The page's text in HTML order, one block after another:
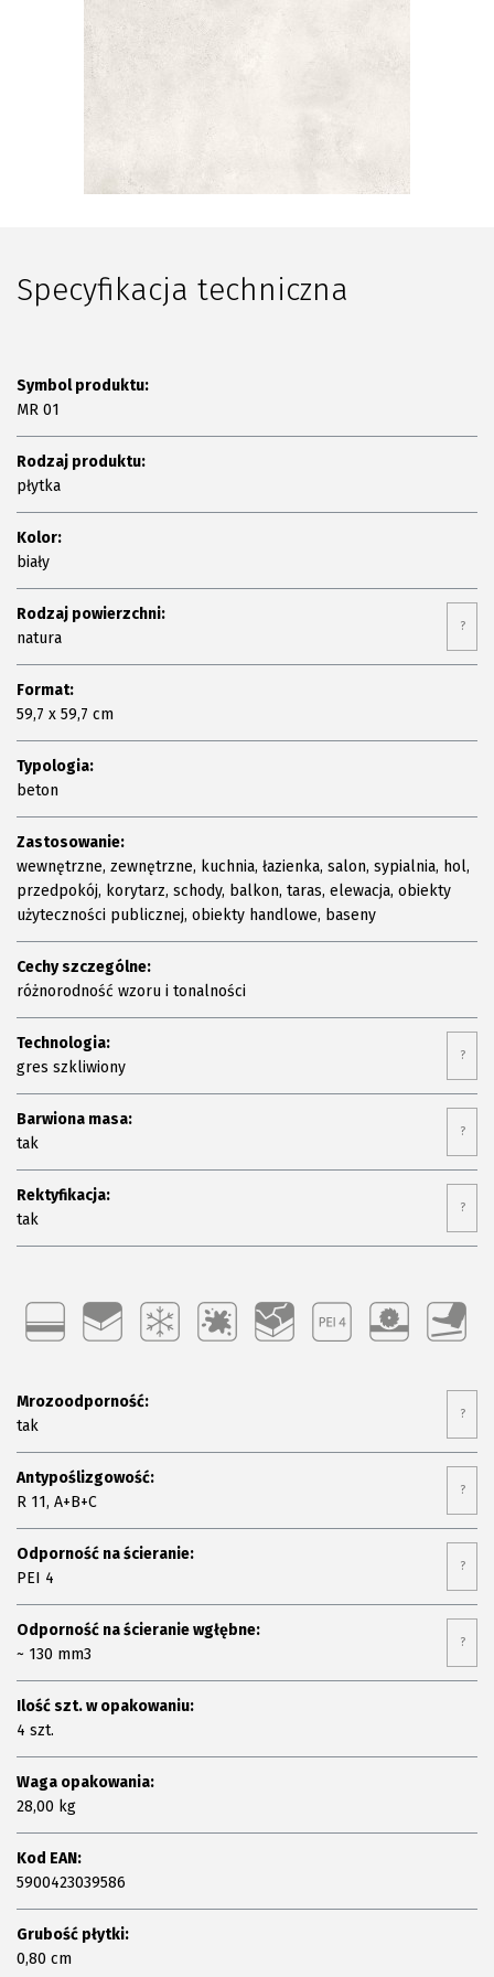
Specyfikacja techniczna
Symbol produktu:
MR 01
Rodzaj produktu:
płytka
Kolor:
biały
Rodzaj powierzchni:
natura
?
Format:
59,7 x 59,7 cm
Typologia:
beton
Zastosowanie:
wewnętrzne, zewnętrzne, kuchnia, łazienka, salon, sypialnia, hol,
przedpokój, korytarz, schody, balkon, taras, elewacja, obiekty
użyteczności publicznej, obiekty handlowe, baseny
Cechy szczególne:
różnorodność wzoru i tonalności
Technologia:
gres szkliwiony
?
Barwiona masa:
tak
?
Rektyfikacja:
tak
?
Mrozoodporność:
tak
?
Antypoślizgowość:
R 11, A+B+C
?
Odporność na ścieranie:
PEI 4
?
Odporność na ścieranie wgłębne:
~ 130 mm3
?
Ilość szt. w opakowaniu:
4 szt.
Waga opakowania:
28,00 kg
Kod EAN:
5900423039586
Grubość płytki:
0,80 cm